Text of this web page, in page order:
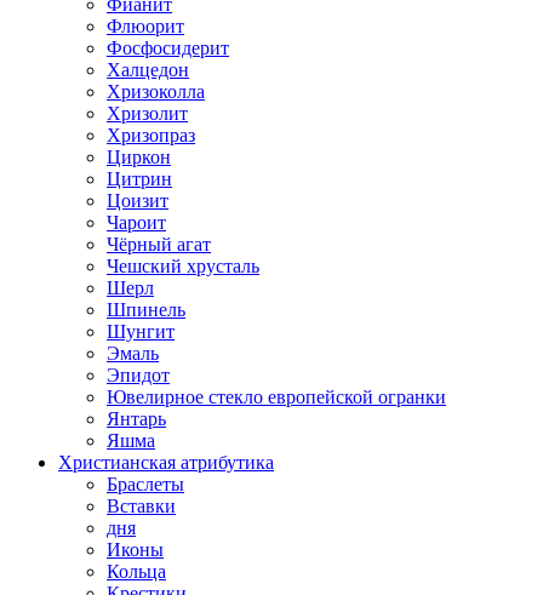
Фианит
Флюорит
Фосфосидерит
Халцедон
Хризоколла
Хризолит
Хризопраз
Циркон
Цитрин
Цоизит
Чароит
Чёрный агат
Чешский хрусталь
Шерл
Шпинель
Шунгит
Эмаль
Эпидот
Ювелирное стекло европейской огранки
Янтарь
Яшма
Христианская атрибутика
Браслеты
Вставки
дня
Иконы
Кольца